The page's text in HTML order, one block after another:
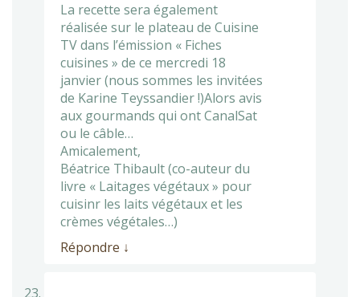
La recette sera également
réalisée sur le plateau de Cuisine
TV dans l’émission « Fiches
cuisines » de ce mercredi 18
janvier (nous sommes les invitées
de Karine Teyssandier !)Alors avis
aux gourmands qui ont CanalSat
ou le câble…
Amicalement,
Béatrice Thibault (co-auteur du
livre « Laitages végétaux » pour
cuisinr les laits végétaux et les
crèmes végétales…)
Répondre ↓